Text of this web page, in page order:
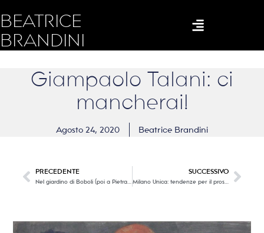
BEATRICE
BRANDINI
Giampaolo Talani: ci
mancherai!
Agosto 24, 2020 Beatrice Brandini
PRECEDENTE SUCCESSIVO
Milano Unica: tendenze per il prossimo Autunno – Inverno 2021/2022